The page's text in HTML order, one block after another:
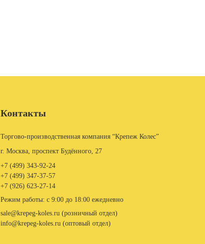
Контакты
Торгово-производственная компания “Крепеж Колес”
г. Москва, проспект Будённого, 27
+7 (499) 343-92-24
+7 (499) 347-37-57
+7 (926) 623-27-14
Режим работы: с 9:00 до 18:00 ежедневно
sale@krepeg-koles.ru (розничный отдел)
info@krepeg-koles.ru (оптовый отдел)